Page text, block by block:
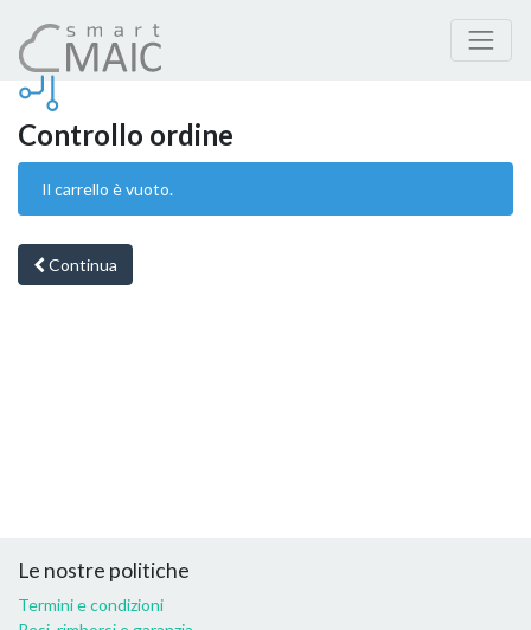
Controllo ordine
Il carrello è vuoto.
Continua
Le nostre politiche
Termini e condizioni